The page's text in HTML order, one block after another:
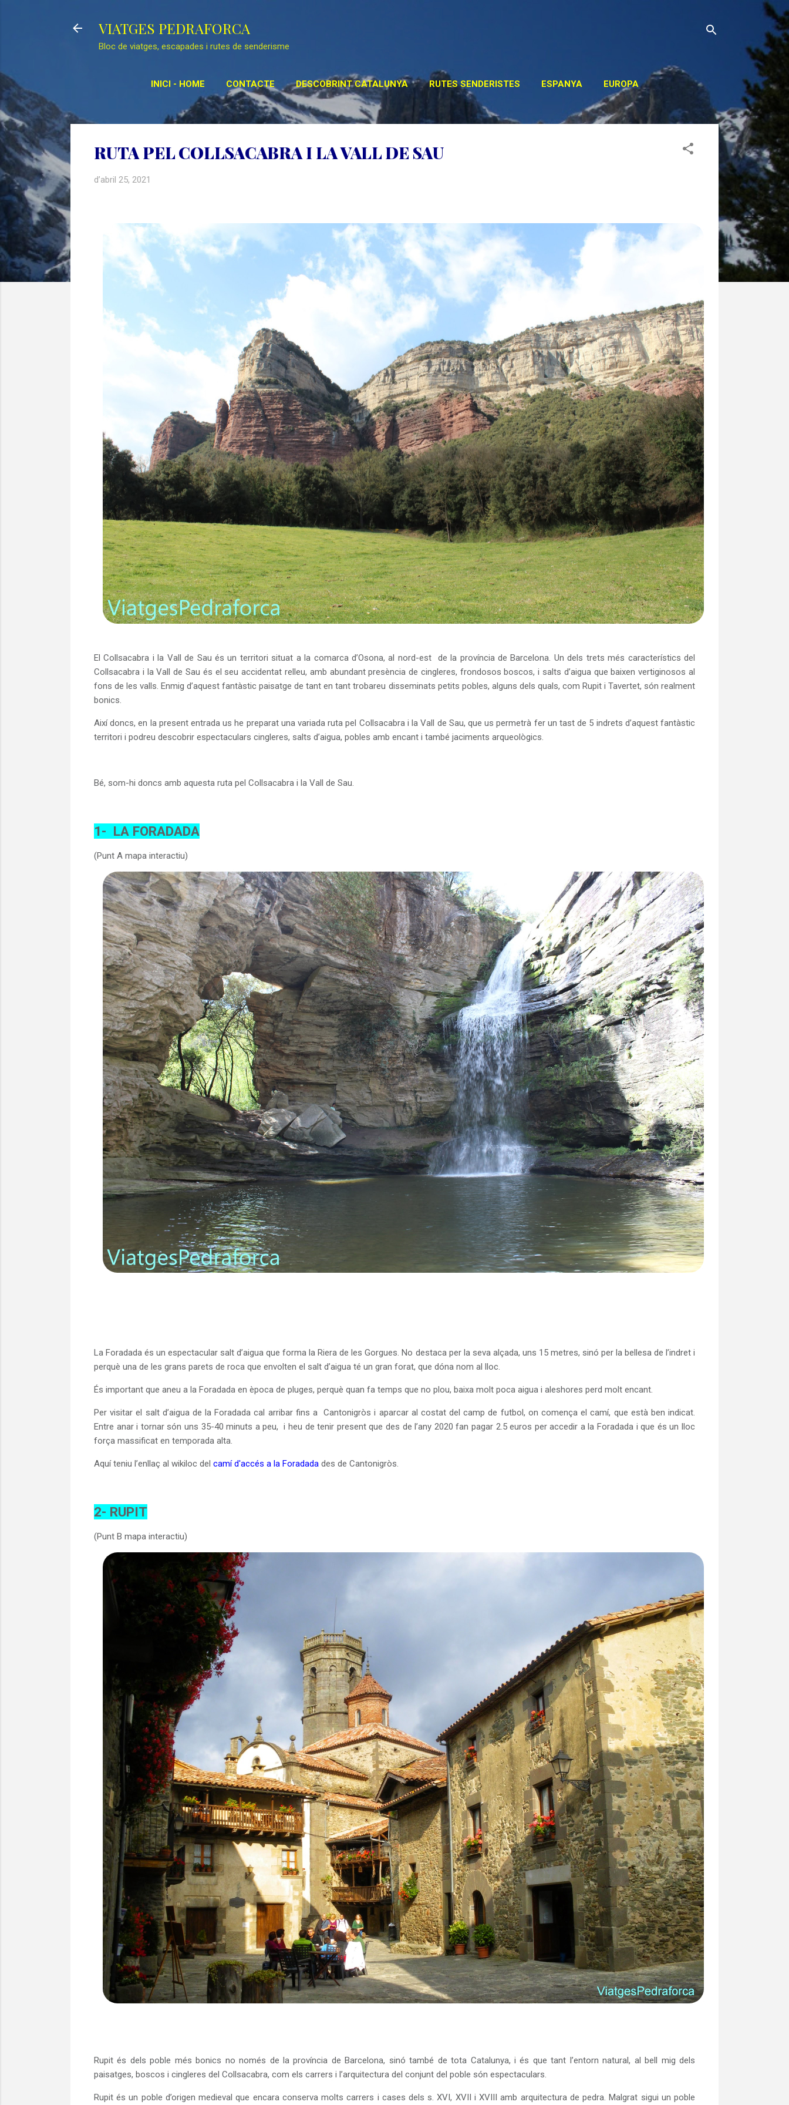
VIATGES PEDRAFORCA
Bloc de viatges, escapades i rutes de senderisme
INICI - HOME CONTACTE DESCOBRINT CATALUNYA RUTES SENDERISTES ESPANYA EUROPA
RESTA DEL MÓN POSTS ESPECIALS ENLLAÇOS
RUTA PEL COLLSACABRA I LA VALL DE SAU
d’abril 25, 2021
El Collsacabra i la Vall de Sau és un territori situat a la comarca d’Osona, al nord-est de la província de Barcelona. Un dels trets més característics del
Collsacabra i la Vall de Sau és el seu accidentat relleu, amb abundant presència de cingleres, frondosos boscos, i salts d’aigua que baixen vertiginosos al
fons de les valls. Enmig d’aquest fantàstic paisatge de tant en tant trobareu disseminats petits pobles, alguns dels quals, com Rupit i Tavertet, són realment
bonics.
Així doncs, en la present entrada us he preparat una variada ruta pel Collsacabra i la Vall de Sau, que us permetrà fer un tast de 5 indrets d’aquest fantàstic
territori i podreu descobrir espectaculars cingleres, salts d’aigua, pobles amb encant i també jaciments arqueològics.
Bé, som-hi doncs amb aquesta ruta pel Collsacabra i la Vall de Sau.
1- LA FORADADA
(Punt A mapa interactiu)
La Foradada és un espectacular salt d’aigua que forma la Riera de les Gorgues. No destaca per la seva alçada, uns 15 metres, sinó per la bellesa de l’indret i
perquè una de les grans parets de roca que envolten el salt d’aigua té un gran forat, que dóna nom al lloc.
És important que aneu a la Foradada en època de pluges, perquè quan fa temps que no plou, baixa molt poca aigua i aleshores perd molt encant.
Per visitar el salt d’aigua de la Foradada cal arribar fins a Cantonigròs i aparcar al costat del camp de futbol, on comença el camí, que està ben indicat.
Entre anar i tornar són uns 35-40 minuts a peu, i heu de tenir present que des de l’any 2020 fan pagar 2.5 euros per accedir a la Foradada i que és un lloc
força massificat en temporada alta.
Aquí teniu l’enllaç al wikiloc del camí d'accés a la Foradada des de Cantonigròs.
2- RUPIT
(Punt B mapa interactiu)
Rupit és dels poble més bonics no només de la província de Barcelona, sinó també de tota Catalunya, i és que tant l’entorn natural, al bell mig dels
paisatges, boscos i cingleres del Collsacabra, com els carrers i l’arquitectura del conjunt del poble són espectaculars.
Rupit és un poble d’origen medieval que encara conserva molts carrers i cases dels s. XVI, XVII i XVIII amb arquitectura de pedra. Malgrat sigui un poble